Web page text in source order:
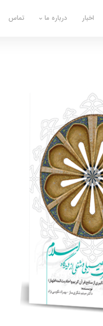
اخبار درباره ما تماس